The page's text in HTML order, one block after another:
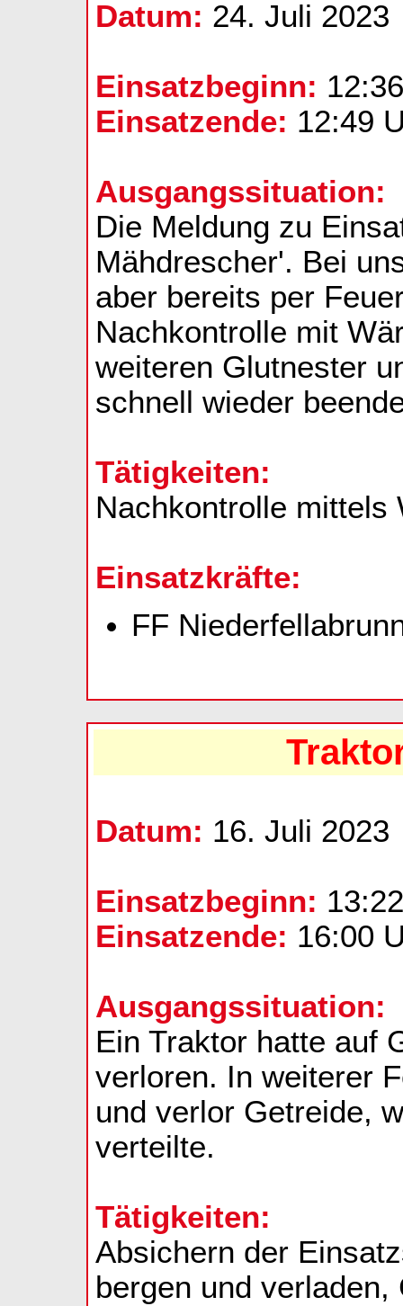
Datum: 24. Juli 2023
Einsatzbeginn:
Einsatzende: 12:49
Ausgangssituation:
Die Meldung zu
Mähdrescher'. Bei
aber bereits per
Nachkontrolle mit
weiteren Glutnester
schnell wieder
Tätigkeiten:
Nachkontrolle mittels
Einsatzkräfte:
FF
Datum: 16. Juli 2023
Einsatzbeginn:
Einsatzende: 16:00
Ausgangssituation:
Ein Traktor hatte auf
verloren. In weiterer
und verlor Getreide,
verteilte.
Tätigkeiten:
Absichern der
bergen und